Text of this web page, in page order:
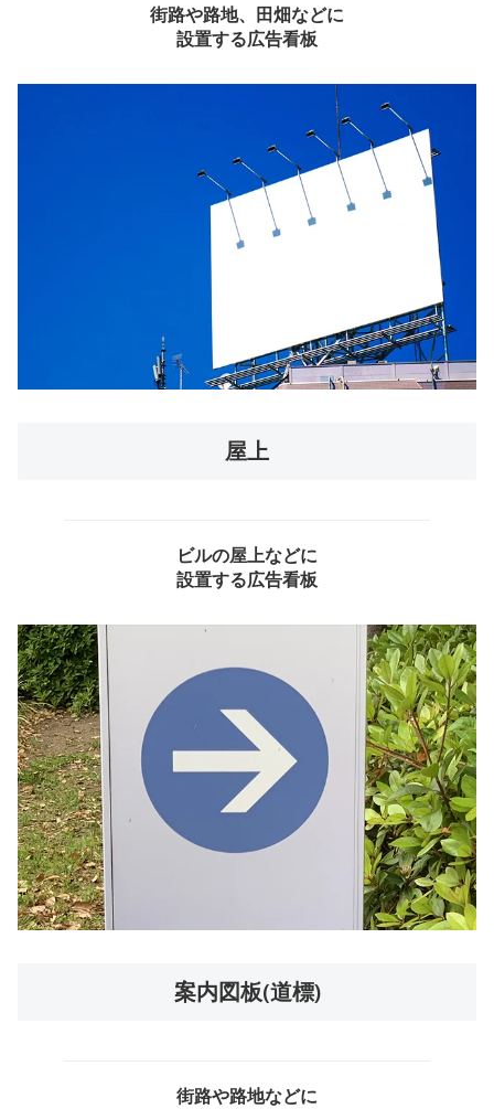
街路や路地、田畑などに
設置する広告看板
屋上
ビルの屋上などに
設置する広告看板
案内図板(道標)
街路や路地などに